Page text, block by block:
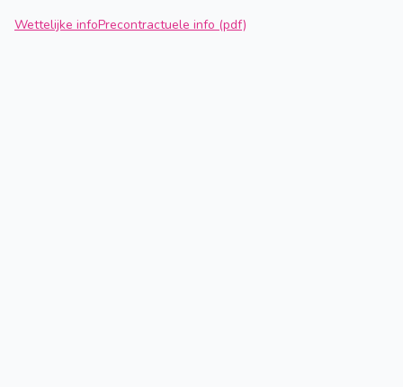
Wettelijke infoPrecontractuele info (pdf)